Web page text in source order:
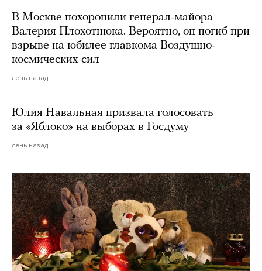
В Москве похоронили генерал-майора
Валерия Плохотнюка. Вероятно, он погиб при
взрыве на юбилее главкома Воздушно-
космических сил
день назад
Юлия Навальная призвала голосовать
за «Яблоко» на выборах в Госдуму
день назад